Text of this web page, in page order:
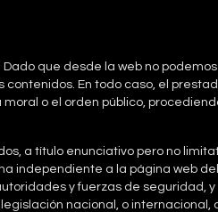
que desde la web no
contenidos. En todo caso, el
o el orden público,
a título enunciativo pero no
a la página web
y fuerzas de
nacional, o internacional,